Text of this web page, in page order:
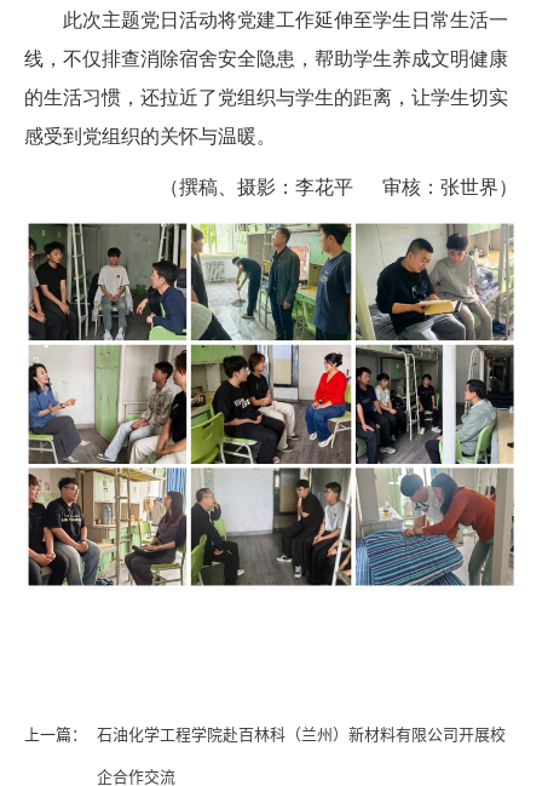
此次主题党日活动将党建工作延伸至学生日常生活一
线，不仅排查消除宿舍安全隐患，帮助学生养成文明健康
的生活习惯，还拉近了党组织与学生的距离，让学生切实
感受到党组织的关怀与温暖。
（撰稿、摄影：李花平 审核：张世界）
上一篇： 石油化学工程学院赴百林科（兰州）新材料有限公司开展校
企合作交流